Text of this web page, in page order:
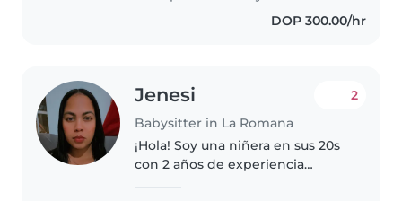
educación en el nivel inicial, lo
que me permite comprender
DOP 300.00/hr
Jenesi
Babysitter in La Romana
2
¡Hola! Soy una niñera en sus 20s
con 2 años de experiencia